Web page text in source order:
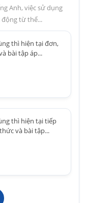
Anh, việc sử dụng
động từ thể...
thì hiện tại đơn,
bài tập áp...
thì hiện tại tiếp
và bài tập...